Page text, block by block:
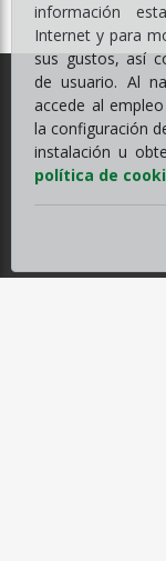
información
Internet y para
sus gustos, así
de usuario. Al
accede al
la configuración
instalación u
política de